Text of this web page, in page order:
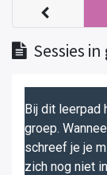
Sessies
Bij dit leerpad
groep.
schreef je je
zich nog niet